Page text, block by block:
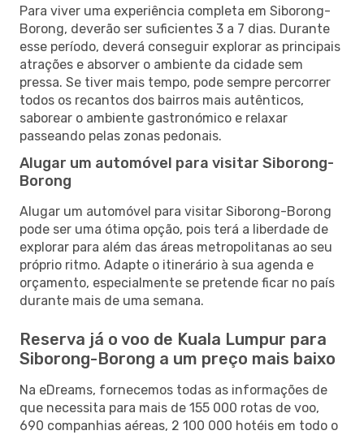
Para viver uma experiência completa em Siborong-
Borong, deverão ser suficientes 3 a 7 dias. Durante
esse período, deverá conseguir explorar as principais
atrações e absorver o ambiente da cidade sem
pressa. Se tiver mais tempo, pode sempre percorrer
todos os recantos dos bairros mais autênticos,
saborear o ambiente gastronómico e relaxar
passeando pelas zonas pedonais.
Alugar um automóvel para visitar Siborong-
Borong
Alugar um automóvel para visitar Siborong-Borong
pode ser uma ótima opção, pois terá a liberdade de
explorar para além das áreas metropolitanas ao seu
próprio ritmo. Adapte o itinerário à sua agenda e
orçamento, especialmente se pretende ficar no país
durante mais de uma semana.
Reserva já o voo de Kuala Lumpur para
Siborong-Borong a um preço mais baixo
Na eDreams, fornecemos todas as informações de
que necessita para mais de 155 000 rotas de voo,
690 companhias aéreas, 2 100 000 hotéis em todo o